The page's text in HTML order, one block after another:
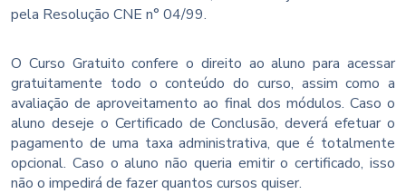
pela Resolução CNE n° 04/99.
O Curso Gratuito confere o direito ao aluno para acessar
gratuitamente todo o conteúdo do curso, assim como a
avaliação de aproveitamento ao final dos módulos. Caso o
aluno deseje o Certificado de Conclusão, deverá efetuar o
pagamento de uma taxa administrativa, que é totalmente
opcional. Caso o aluno não queria emitir o certificado, isso
não o impedirá de fazer quantos cursos quiser.